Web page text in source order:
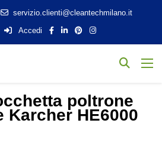
servizio.clienti@cleantechmilano.it
Accedi
poltrone
Karcher HE6000